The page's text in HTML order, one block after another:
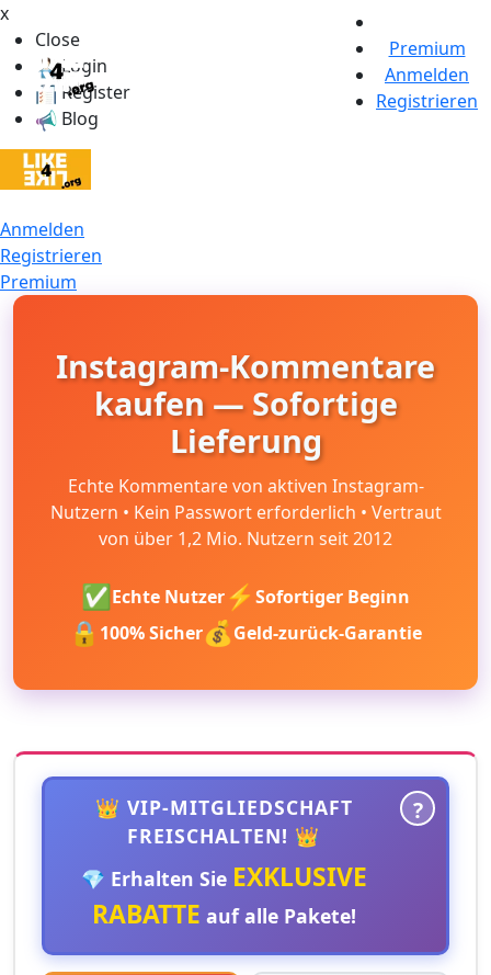
x
Close
Login
Register
Blog
Anmelden
Registrieren
Premium
Premium
Anmelden
Registrieren
Instagram-Kommentare
kaufen — Sofortige
Lieferung
Echte Kommentare von aktiven Instagram-
Nutzern • Kein Passwort erforderlich • Vertraut
von über 1,2 Mio. Nutzern seit 2012
✅Echte Nutzer⚡ Sofortiger Beginn
🔒 100% Sicher💰Geld-zurück-Garantie
👑 VIP-MITGLIEDSCHAFT
FREISCHALTEN! 👑
?
💎 Erhalten Sie EXKLUSIVE
RABATTE auf alle Pakete!